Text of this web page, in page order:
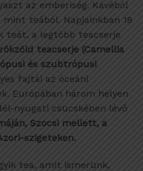
az emberiség. Kávéból
mint teából. Napjainkban 18
teát, a legtöbb teacserje
teacserje (Camellia
és szubtrópusi
fajtái az óceáni
Európában három helyen
nyugati csücskében lévő
Szocsi mellett, a
szigeteken.
tea, amit ismerünk,